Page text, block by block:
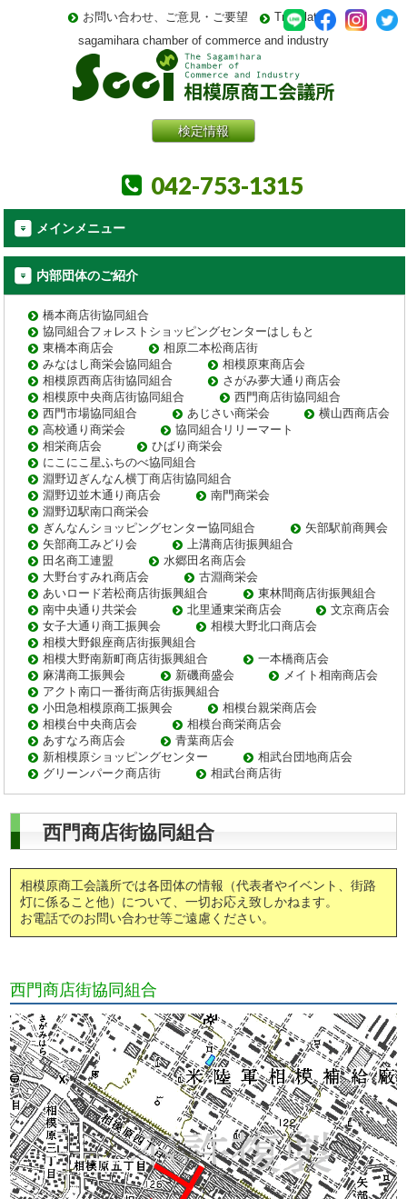
sagamihara chamber of commerce and industry
お問い合わせ、ご意見・ご要望 Translate
検定情報
042-753-1315
メインメニュー
内部団体のご紹介
橋本商店街協同組合
協同組合フォレストショッピングセンターはしもと
東橋本商店会
相原二本松商店街
みなはし商栄会協同組合
相模原東商店会
相模原西商店街協同組合
さがみ夢大通り商店会
相模原中央商店街協同組合
西門商店街協同組合
西門市場協同組合
あじさい商栄会
横山西商店会
高校通り商栄会
協同組合リリーマート
相栄商店会
ひばり商栄会
にこにこ星ふちのべ協同組合
淵野辺ぎんなん横丁商店街協同組合
淵野辺並木通り商店会
南門商栄会
淵野辺駅南口商栄会
ぎんなんショッピングセンター協同組合
矢部駅前商興会
矢部商工みどり会
上溝商店街振興組合
田名商工連盟
水郷田名商店会
大野台すみれ商店会
古淵商栄会
あいロード若松商店街振興組合
東林間商店街振興組合
南中央通り共栄会
北里通東栄商店会
文京商店会
女子大通り商工振興会
相模大野北口商店会
相模大野銀座商店街振興組合
相模大野南新町商店街振興組合
一本橋商店会
麻溝商工振興会
新磯商盛会
メイト相南商店会
アクト南口一番街商店街振興組合
小田急相模原商工振興会
相模台親栄商店会
相模台中央商店会
相模台商栄商店会
あすなろ商店会
青葉商店会
新相模原ショッピングセンター
相武台団地商店会
グリーンパーク商店街
相武台商店街
西門商店街協同組合
相模原商工会議所では各団体の情報（代表者やイベント、街路
灯に係ること他）について、一切お応え致しかねます。
お電話でのお問い合わせ等ご遠慮ください。
西門商店街協同組合